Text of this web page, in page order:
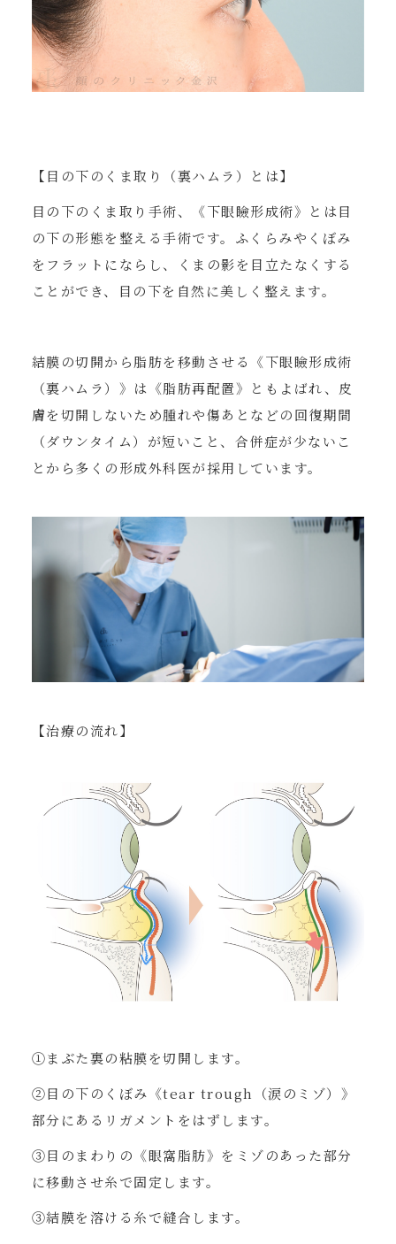
【目の下のくま取り（裏ハムラ）とは】
目の下のくま取り手術、《下眼瞼形成術》とは目
の下の形態を整える手術です。ふくらみやくぼみ
をフラットにならし、くまの影を目立たなくする
ことができ、目の下を自然に美しく整えます。
結膜の切開から脂肪を移動させる《下眼瞼形成術
（裏ハムラ）》は《脂肪再配置》ともよばれ、皮
膚を切開しないため腫れや傷あとなどの回復期間
（ダウンタイム）が短いこと、合併症が少ないこ
とから多くの形成外科医が採用しています。
【治療の流れ】
①まぶた裏の粘膜を切開します。
②目の下のくぼみ《tear trough（涙のミゾ）》
部分にあるリガメントをはずします。
③目のまわりの《眼窩脂肪》をミゾのあった部分
に移動させ糸で固定します。
③結膜を溶ける糸で縫合します。